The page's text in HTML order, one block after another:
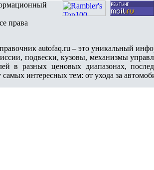
права
autofaq.ru – это уникальный
подвески, кузовы, механизмы
в разных ценовых диапазонах,
интересных тем: от ухода за